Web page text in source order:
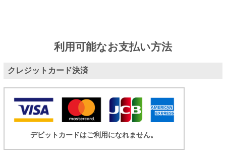
利用可能なお支払い方法
クレジットカード決済
デビットカードはご利用になれません。